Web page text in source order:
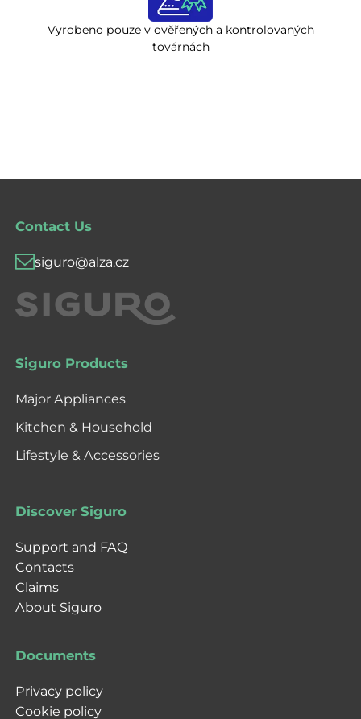
Vyrobeno pouze v ověřených a kontrolovaných
továrnách
Contact Us
siguro@alza.cz
Siguro Products
Major Appliances
Kitchen & Household
Lifestyle & Accessories
Discover Siguro
Support and FAQ
Contacts
Claims
About Siguro
Documents
Privacy policy
Cookie policy